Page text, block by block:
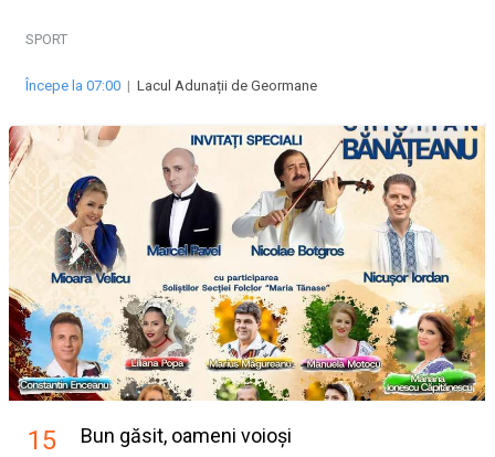
SPORT
Începe la 07:00 | Lacul Adunații de Geormane
15 Bun găsit, oameni voioși